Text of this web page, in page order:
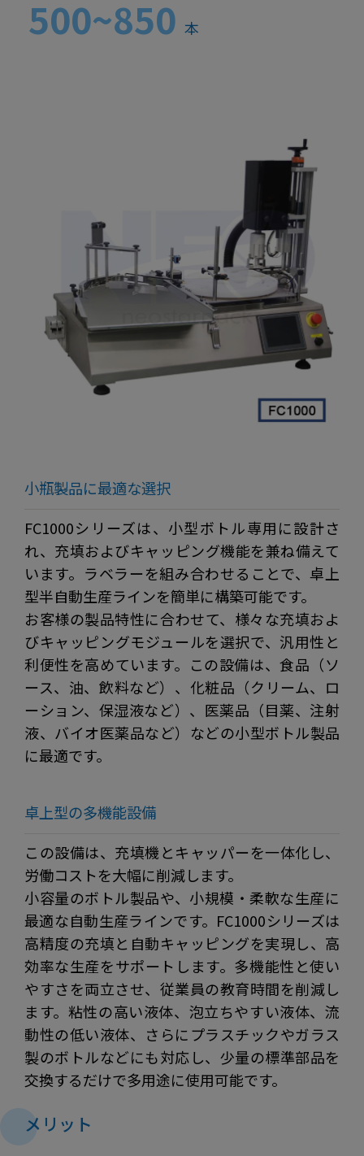
500~850 本
小瓶製品に最適な選択
FC1000シリーズは、小型ボトル専用に設計さ
れ、充填およびキャッピング機能を兼ね備えて
います。ラベラーを組み合わせることで、卓上
型半自動生産ラインを簡単に構築可能です。
お客様の製品特性に合わせて、様々な充填およ
びキャッピングモジュールを選択で、汎用性と
利便性を高めています。この設備は、食品（ソ
ース、油、飲料など）、化粧品（クリーム、ロ
ーション、保湿液など）、医薬品（目薬、注射
液、バイオ医薬品など）などの小型ボトル製品
に最適です。
卓上型の多機能設備
この設備は、充填機とキャッパーを一体化し、
労働コストを大幅に削減します。
小容量のボトル製品や、小規模・柔軟な生産に
最適な自動生産ラインです。FC1000シリーズは
高精度の充填と自動キャッピングを実現し、高
効率な生産をサポートします。多機能性と使い
やすさを両立させ、従業員の教育時間を削減し
ます。粘性の高い液体、泡立ちやすい液体、流
動性の低い液体、さらにプラスチックやガラス
製のボトルなどにも対応し、少量の標準部品を
交換するだけで多用途に使用可能です。
メリット